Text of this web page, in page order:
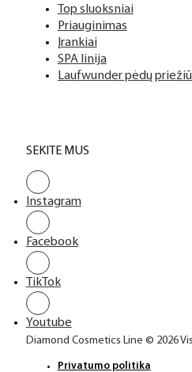
Top sluoksniai
Priauginimas
Įrankiai
SPA linija
Laufwunder pėdų
SEKITE MUS
Instagram
Facebook
TikTok
Youtube
Diamond Cosmetics Line © 2026
Privatumo politika